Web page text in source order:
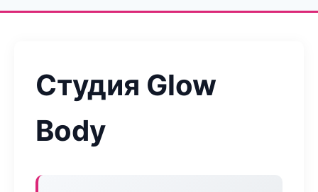
Студия Glow
Body